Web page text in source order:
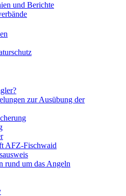
und Berichte
zur Ausübung der
AFZ-Fischwaid
rund um das Angeln